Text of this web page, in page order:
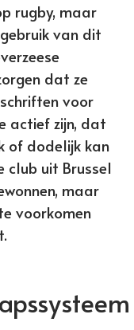
rugby, maar
van dit
dat ze
voor
actief zijn, dat
of dodelijk kan
club uit Brussel
maar
voorkomen